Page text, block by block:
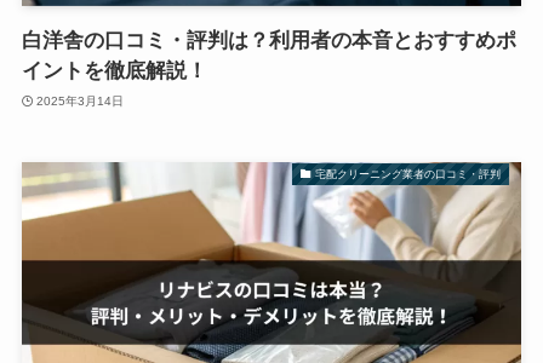
白洋舎の口コミ・評判は？利用者の本音とおすすめポ
イントを徹底解説！
2025年3月14日
宅配クリーニング業者の口コミ・評判